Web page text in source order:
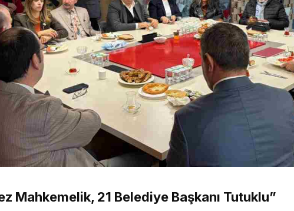
Mahkemelik, 21 Belediye Başkanı Tutuklu”